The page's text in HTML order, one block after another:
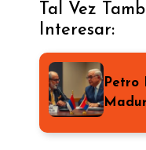
Tal Vez
Interesar:
Petro